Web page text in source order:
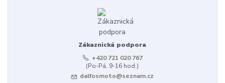
Zákaznická podpora
+420 721 020 767
(Po-Pá, 9-16 hod.)
dalfosmoto@seznam.cz